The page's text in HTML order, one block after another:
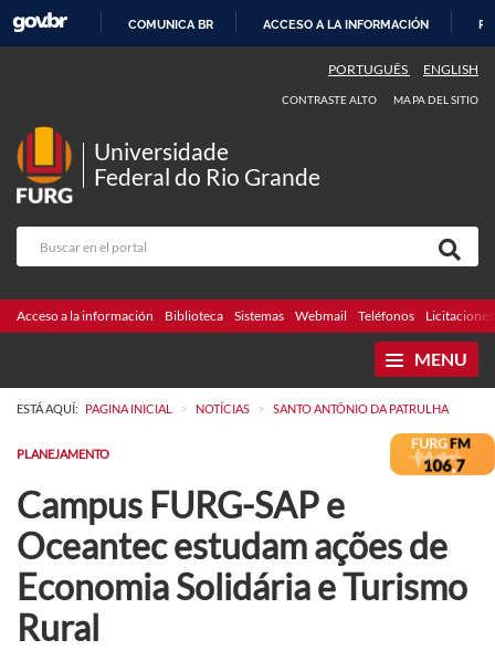
CONTENIDO
COMUNICA BR ACCESO A LA INFORMACIÓN
PORTUGUÊS ENGLISH
CONTRASTE ALTO MAPA DEL SITIO
Universidade
Federal do Rio Grande
Acceso a la información Biblioteca Sistemas Webmail Teléfonos Licitaciones
MENU
ESTÁ AQUÍ: PAGINA INICIAL > NOTÍCIAS > SANTO ANTÔNIO DA PATRULHA
PLANEJAMENTO
Campus FURG-SAP e
Oceantec estudam ações de
Economia Solidária e Turismo
Rural